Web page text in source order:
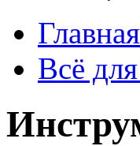
Всё